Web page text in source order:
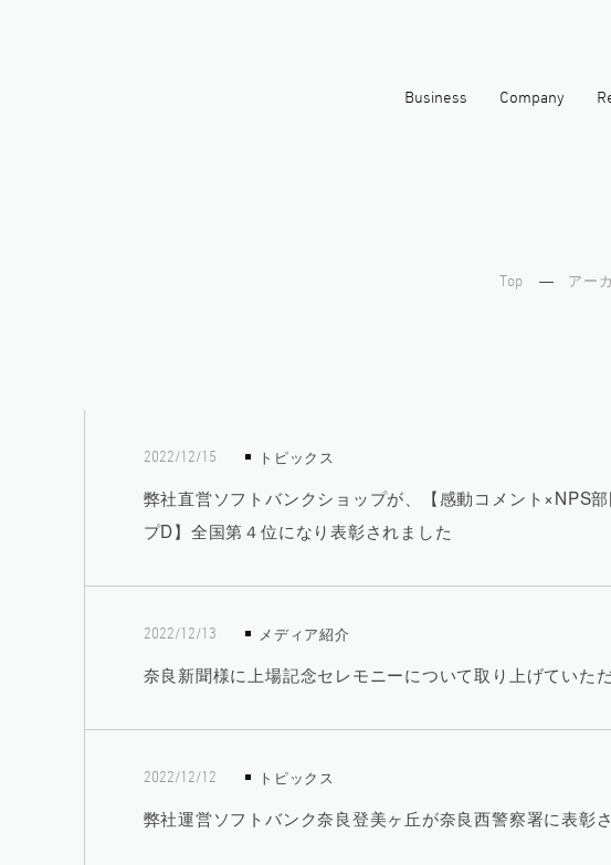
Business Company
会社概要
Top アー
2022/12/15 トピックス
弊社直営ソフトバンクショップが、【感動コメント×NPS
プD】全国第４位になり表彰されました
2022/12/13 メディア紹介
奈良新聞様に上場記念セレモニーについて取り上げていた
2022/12/12 トピックス
弊社運営ソフトバンク奈良登美ヶ丘が奈良西警察署に表彰